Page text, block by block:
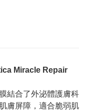
Miracle Repair
結合了外泌體護膚科
膚屏障，適合脆弱肌